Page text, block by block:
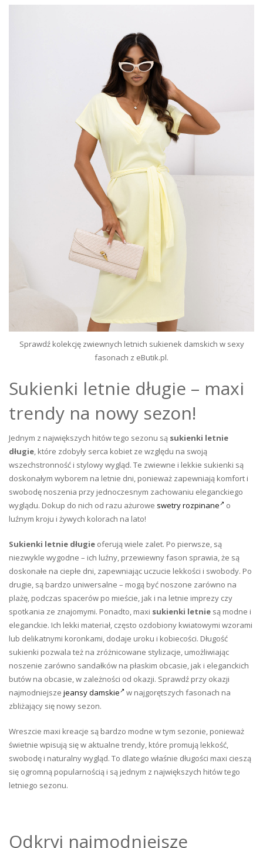
Sprawdź kolekcję zwiewnych letnich sukienek damskich w sexy
fasonach z eButik.pl.
Sukienki letnie długie – maxi
trendy na nowy sezon!
Jednym z największych hitów tego sezonu są sukienki letnie
długie, które zdobyły serca kobiet ze względu na swoją
wszechstronność i stylowy wygląd. Te zwiewne i lekkie sukienki są
doskonałym wyborem na letnie dni, ponieważ zapewniają komfort i
swobodę noszenia przy jednoczesnym zachowaniu eleganckiego
wyglądu. Dokup do nich od razu ażurowe swetry rozpinane
o
luźnym kroju i żywych kolorach na lato!
Sukienki letnie długie oferują wiele zalet. Po pierwsze, są
niezwykle wygodne – ich luźny, przewiewny fason sprawia, że są
doskonałe na ciepłe dni, zapewniając uczucie lekkości i swobody. Po
drugie, są bardzo uniwersalne – mogą być noszone zarówno na
plażę, podczas spacerów po mieście, jak i na letnie imprezy czy
spotkania ze znajomymi. Ponadto, maxi sukienki letnie są modne i
eleganckie. Ich lekki materiał, często ozdobiony kwiatowymi wzorami
lub delikatnymi koronkami, dodaje uroku i kobiecości. Długość
sukienki pozwala też na zróżnicowane stylizacje, umożliwiając
noszenie zarówno sandałków na płaskim obcasie, jak i eleganckich
butów na obcasie, w zależności od okazji. Sprawdź przy okazji
najmodniejsze jeansy damskie
w najgorętszych fasonach na
zbliżający się nowy sezon.
Wreszcie maxi kreacje są bardzo modne w tym sezonie, ponieważ
świetnie wpisują się w aktualne trendy, które promują lekkość,
swobodę i naturalny wygląd. To dlatego właśnie długości maxi cieszą
się ogromną popularnością i są jednym z największych hitów tego
letniego sezonu.
Odkryj najmodniejsze